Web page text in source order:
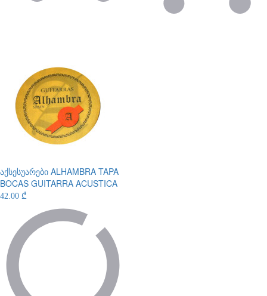
აქსესუარები ALHAMBRA TAPA
BOCAS GUITARRA ACUSTICA
42.00 ₾